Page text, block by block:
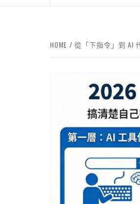
HOME 從「下指令」到 AI